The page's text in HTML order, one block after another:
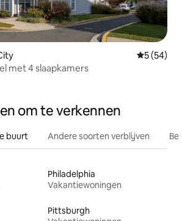
5 (54)
met 4 slaapkamers
om te verkennen
buurt Andere soorten verblijven
Philadelphia
Vakantiewoningen
Pittsburgh